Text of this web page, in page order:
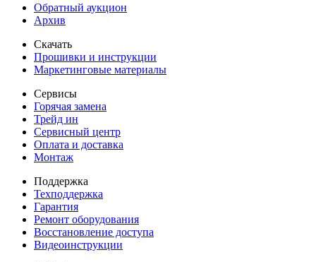
Обратный аукцион
Архив
Скачать
Прошивки и инструкции
Маркетинговые материалы
Сервисы
Горячая замена
Трейд ин
Сервисный центр
Оплата и доставка
Монтаж
Поддержка
Техподдержка
Гарантия
Ремонт оборудования
Восстановление доступа
Видеоинструкции